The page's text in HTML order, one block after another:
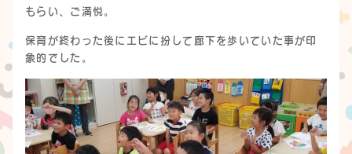
もらい、ご満悦。
保育が終わった後にエビに扮して廊下を歩いていた事が印
象的でした。